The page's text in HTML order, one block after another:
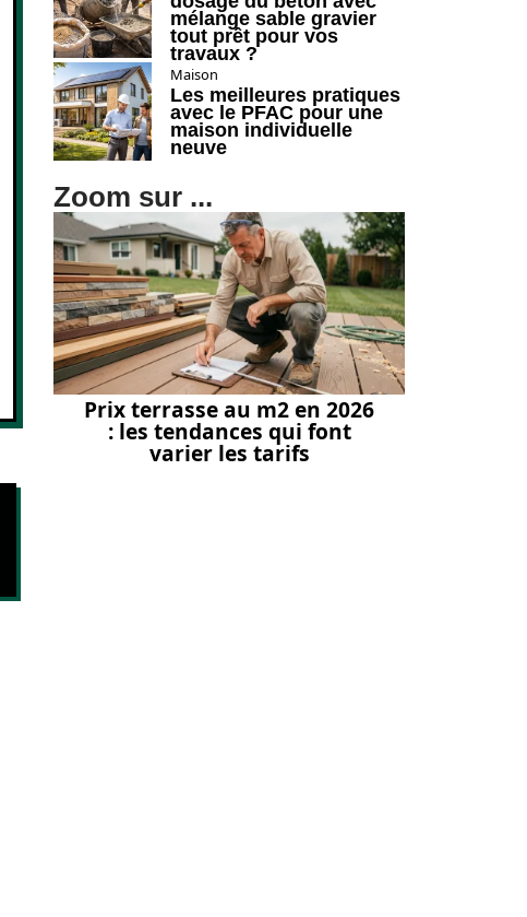
mélange sable gravier
tout prêt pour vos
travaux ?
Maison
Les meilleures pratiques
avec le PFAC pour une
maison individuelle
neuve
Zoom sur ...
Prix terrasse au m2 en 2026
: les tendances qui font
varier les tarifs